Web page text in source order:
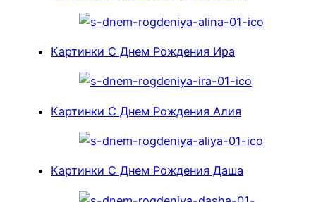
Картинки С Днем Рождения Ира
Картинки С Днем Рождения Алия
Картинки С Днем Рождения Даша